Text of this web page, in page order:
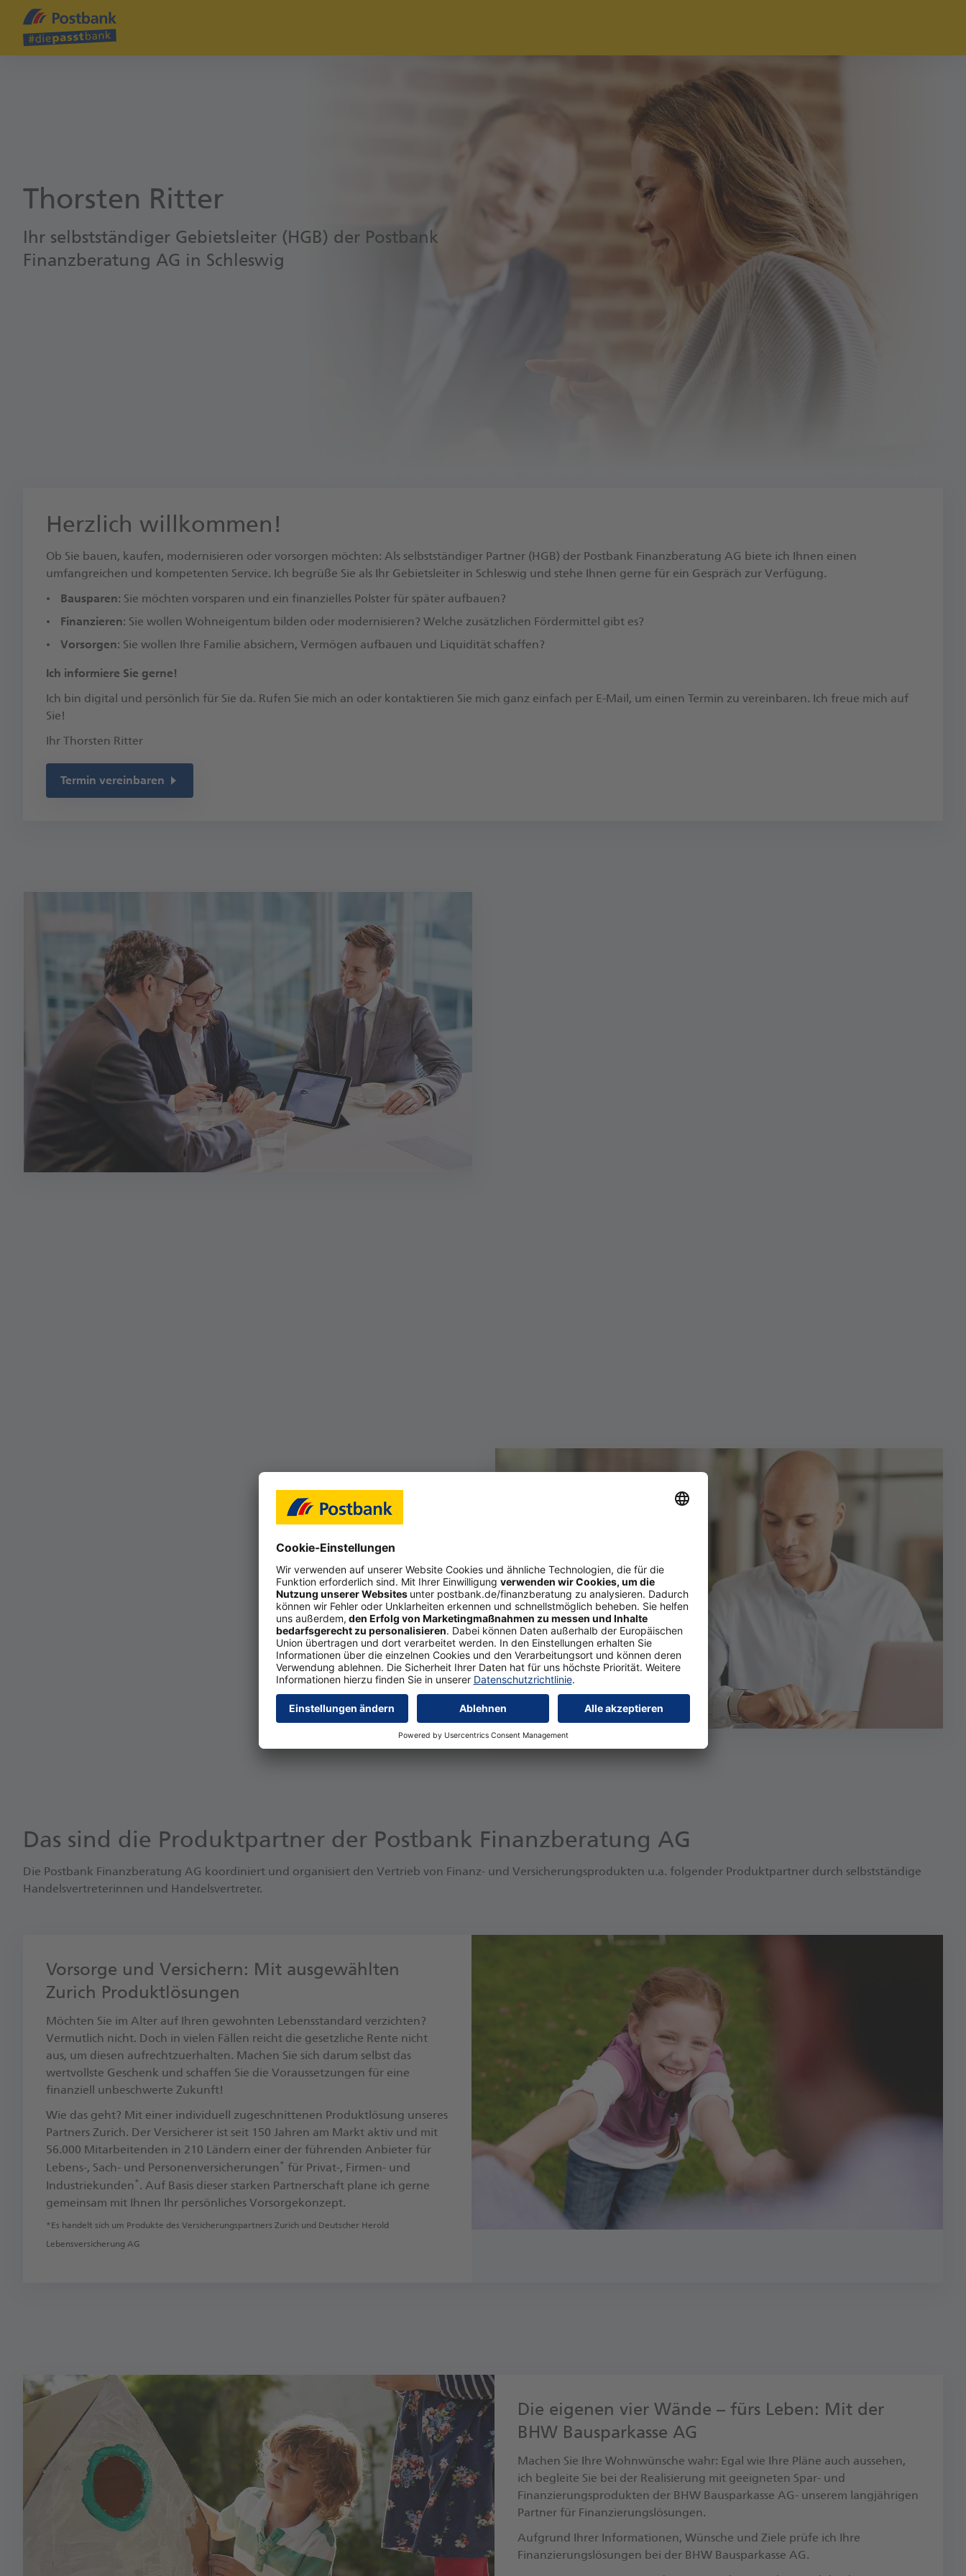
Thorsten Ritter
Ihr selbstständiger Gebietsleiter (HGB) der Postbank
Finanzberatung AG in Schleswig
Herzlich willkommen!
Ob Sie bauen, kaufen, modernisieren oder vorsorgen möchten: Als selbstständiger Partner (HGB) der Postbank Finanzberatung AG biete ich Ihnen einen
umfangreichen und kompetenten Service. Ich begrüße Sie als Ihr Gebietsleiter in Schleswig und stehe Ihnen gerne für ein Gespräch zur Verfügung.​
Bausparen: Sie möchten vorsparen und ein finanzielles Polster für später aufbauen?
Finanzieren: Sie wollen Wohneigentum bilden oder modernisieren? Welche zusätzlichen Fördermittel gibt es?​
Vorsorgen: Sie wollen Ihre Familie absichern, Vermögen aufbauen und Liquidität schaffen?
​Ich informiere Sie gerne!
Ich bin digital und persönlich für Sie da. Rufen Sie mich an oder kontaktieren Sie mich ganz einfach per E-Mail, um einen Termin zu vereinbaren.​ Ich freue mich auf
Sie!​
Ihr Thorsten Ritter
Termin vereinbaren
Kontakt
Flensburger Str. 134
Mittwoch: 9:00 - 17:00
Donnerstag: 9:00 - 17:00
Freitag: 9:00 - 13:00
Termin vereinbaren
Das sind die Produktpartner der Postbank Finanzberatung AG
Die Postbank Finanzberatung AG koordiniert und organisiert den Vertrieb von Finanz- und Versicherungsprodukten u.a. folgender Produktpartner durch selbstständige
Handelsvertreterinnen und Handelsvertreter.
Vorsorge und Versichern: Mit ausgewählten
Zurich Produktlösungen
Möchten Sie im Alter auf Ihren gewohnten Lebensstandard verzichten?
Vermutlich nicht. Doch in vielen Fällen reicht die gesetzliche Rente nicht
aus, um diesen aufrechtzuerhalten. Machen Sie sich darum selbst das
wertvollste Geschenk und schaffen Sie die Voraussetzungen für eine
finanziell unbeschwerte Zukunft! ​
Wie das geht? Mit einer individuell zugeschnittenen Produktlösung unseres
Partners Zurich. Der Versicherer ist seit 150 Jahren am Markt aktiv und mit
56.000 Mitarbeitenden in 210 Ländern einer der führenden Anbieter für
Lebens-, Sach- und Personenversicherungen* für Privat-, Firmen- und
Industriekunden*. ​Auf Basis dieser starken Partnerschaft plane ich gerne
gemeinsam mit Ihnen Ihr persönliches Vorsorgekonzept.
*Es handelt sich um Produkte des Versicherungspartners Zurich und Deutscher Herold
Lebensversicherung AG
Die eigenen vier Wände – fürs Leben: Mit der
BHW Bausparkasse AG
Machen Sie Ihre Wohnwünsche wahr: Egal wie Ihre Pläne auch aussehen,
ich begleite Sie bei der Realisierung mit geeigneten Spar- und
Finanzierungsprodukten der BHW Bausparkasse AG- unserem langjährigen
Partner für Finanzierungslösungen.
Aufgrund Ihrer Informationen, Wünsche und Ziele prüfe ich Ihre
Finanzierungslösungen bei der BHW Bausparkasse AG.